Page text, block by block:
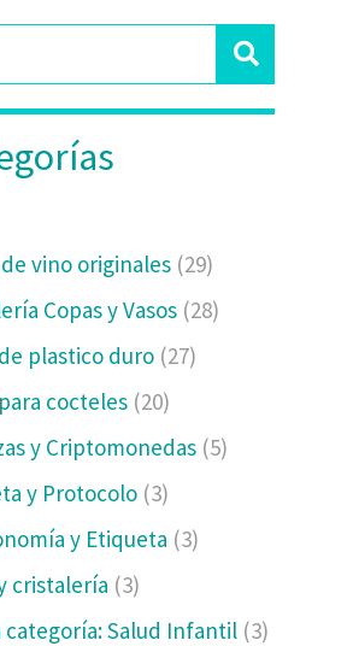
vino originales (29)
Copas y Vasos (28)
plastico duro (27)
cocteles (20)
y Criptomonedas (5)
y Protocolo (3)
y Etiqueta (3)
cristalería (3)
categoría: Salud Infantil (3)